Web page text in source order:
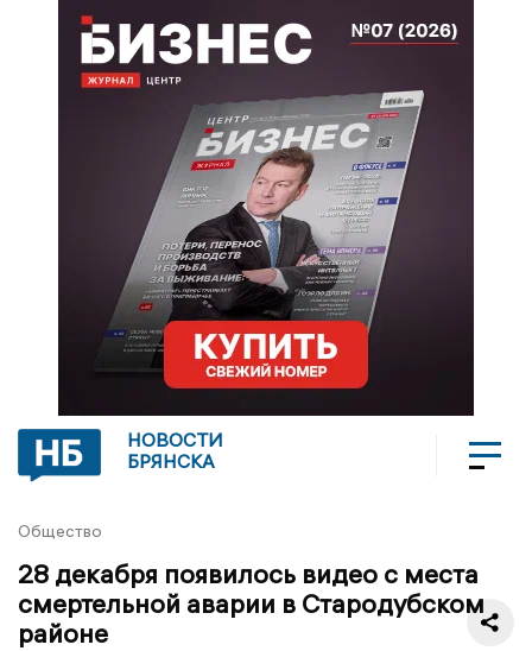
НОВОСТИ
БРЯНСКА
Общество
28 декабря появилось видео с места
смертельной аварии в Стародубском
районе